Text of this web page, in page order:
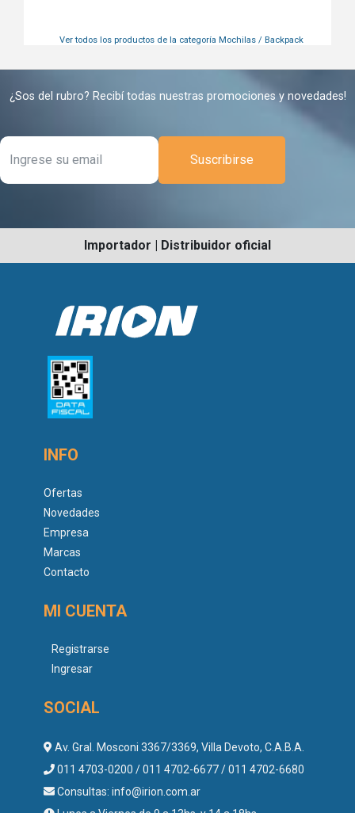
Ver todos los productos de la categoría Mochilas / Backpack
¿Sos del rubro? Recibí todas nuestras promociones y novedades!
Suscribirse
Importador | Distribuidor oficial
INFO
Ofertas
Novedades
Empresa
Marcas
Contacto
MI CUENTA
Registrarse
Ingresar
SOCIAL
Av. Gral. Mosconi 3367/3369, Villa Devoto, C.A.B.A.
011 4703-0200 / 011 4702-6677 / 011 4702-6680
Consultas: info@irion.com.ar